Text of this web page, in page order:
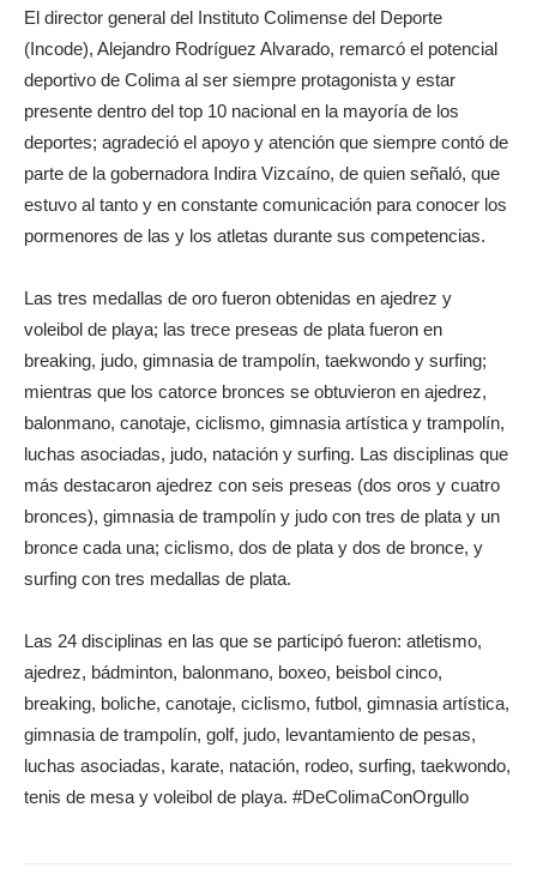
El director general del Instituto Colimense del Deporte
(Incode), Alejandro Rodríguez Alvarado, remarcó el potencial
deportivo de Colima al ser siempre protagonista y estar
presente dentro del top 10 nacional en la mayoría de los
deportes; agradeció el apoyo y atención que siempre contó de
parte de la gobernadora Indira Vizcaíno, de quien señaló, que
estuvo al tanto y en constante comunicación para conocer los
pormenores de las y los atletas durante sus competencias.
Las tres medallas de oro fueron obtenidas en ajedrez y
voleibol de playa; las trece preseas de plata fueron en
breaking, judo, gimnasia de trampolín, taekwondo y surfing;
mientras que los catorce bronces se obtuvieron en ajedrez,
balonmano, canotaje, ciclismo, gimnasia artística y trampolín,
luchas asociadas, judo, natación y surfing. Las disciplinas que
más destacaron ajedrez con seis preseas (dos oros y cuatro
bronces), gimnasia de trampolín y judo con tres de plata y un
bronce cada una; ciclismo, dos de plata y dos de bronce, y
surfing con tres medallas de plata.
Las 24 disciplinas en las que se participó fueron: atletismo,
ajedrez, bádminton, balonmano, boxeo, beisbol cinco,
breaking, boliche, canotaje, ciclismo, futbol, gimnasia artística,
gimnasia de trampolín, golf, judo, levantamiento de pesas,
luchas asociadas, karate, natación, rodeo, surfing, taekwondo,
tenis de mesa y voleibol de playa. #DeColimaConOrgullo